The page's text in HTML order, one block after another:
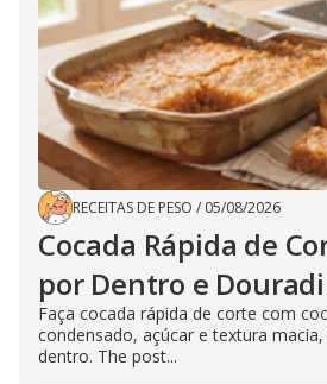
RECEITAS DE PESO / 05/08/2026
Cocada Rápida de
por Dentro e
Faça cocada rápida de corte com
condensado, açúcar e textura
dentro. The post...